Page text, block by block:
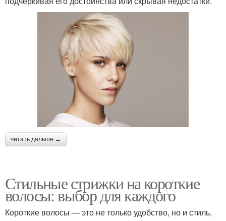
читать дальше →
Стильные стрижки на короткие
волосы: выбор для каждого
Короткие волосы — это не только удобство, но и стиль,